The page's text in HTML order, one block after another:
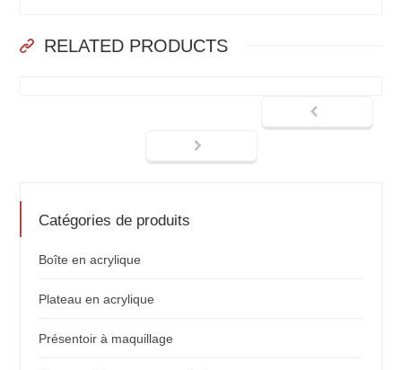
RELATED PRODUCTS
Catégories de produits
Boîte en acrylique
Plateau en acrylique
Présentoir à maquillage